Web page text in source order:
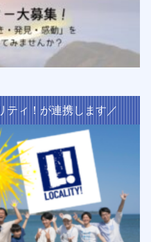
ティ！が連携します／